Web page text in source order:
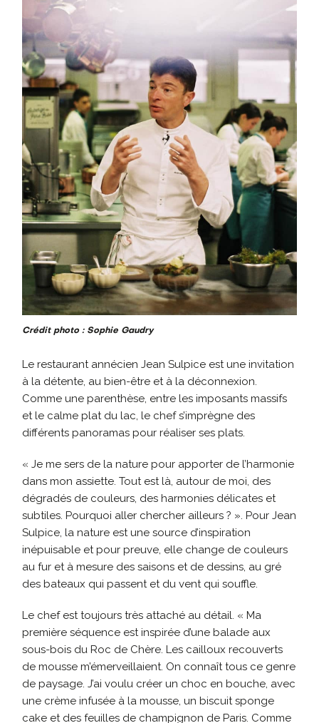
Crédit photo : Sophie Gaudry
Le restaurant annécien Jean Sulpice est une invitation
à la détente, au bien-être et à la déconnexion.
Comme une parenthèse, entre les imposants massifs
et le calme plat du lac, le chef s’imprègne des
différents panoramas pour réaliser ses plats.
« Je me sers de la nature pour apporter de l’harmonie
dans mon assiette. Tout est là, autour de moi, des
dégradés de couleurs, des harmonies délicates et
subtiles. Pourquoi aller chercher ailleurs ? ». Pour Jean
Sulpice, la nature est une source d’inspiration
inépuisable et pour preuve, elle change de couleurs
au fur et à mesure des saisons et de dessins, au gré
des bateaux qui passent et du vent qui souffle.
Le chef est toujours très attaché au détail. « Ma
première séquence est inspirée d’une balade aux
sous-bois du Roc de Chère. Les cailloux recouverts
de mousse m’émerveillaient. On connaît tous ce genre
de paysage. J’ai voulu créer un choc en bouche, avec
une crème infusée à la mousse, un biscuit sponge
cake et des feuilles de champignon de Paris. Comme